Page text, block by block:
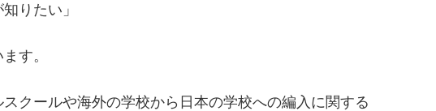
りたい」
す。
クールや海外の学校から日本の学校への編入に関する